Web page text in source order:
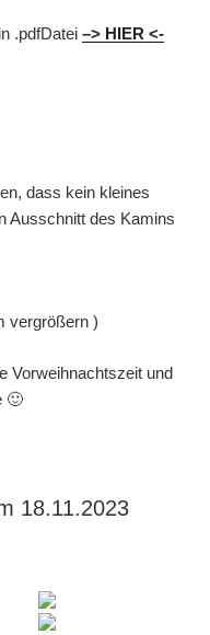
.pdfDatei –> HIER <-
dass kein kleines
Ausschnitt des Kamins
vergrößern )
Vorweihnachtszeit und
🙂
18.11.2023